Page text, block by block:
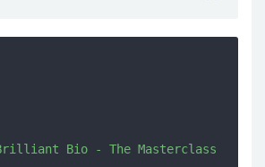
Bio - The Masterclass